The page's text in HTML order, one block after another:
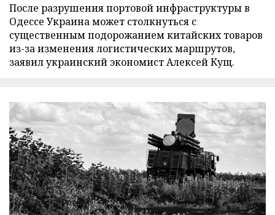
После разрушения портовой инфраструктуры в
Одессе Украина может столкнуться с
существенным подорожанием китайских товаров
из-за изменения логистических маршрутов,
заявил украинский экономист Алексей Кущ.